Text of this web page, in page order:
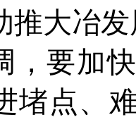
推大冶
，要加
堵点、